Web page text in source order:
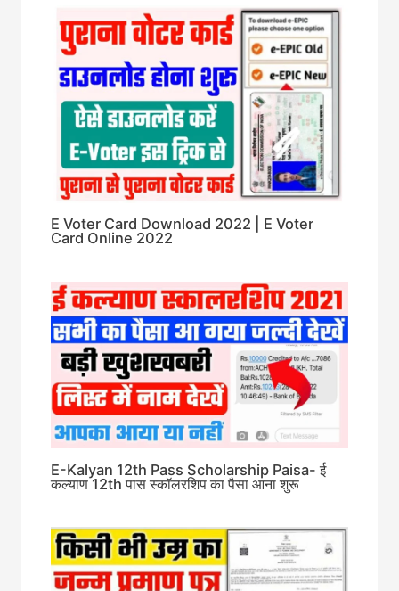
E Voter Card Download 2022 | E Voter
Card Online 2022
E-Kalyan 12th Pass Scholarship Paisa- ई
कल्याण 12th पास स्कॉलरशिप का पैसा आना शुरू